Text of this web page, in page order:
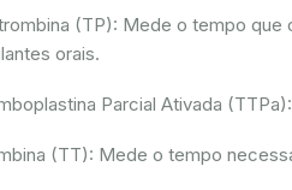
(TP): Mede o tempo que
orais.
Parcial Ativada
(TT): Mede o tempo